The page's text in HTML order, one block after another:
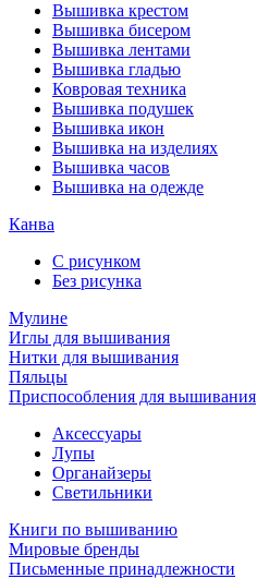
Вышивка крестом
Вышивка бисером
Вышивка лентами
Вышивка гладью
Ковровая техника
Вышивка подушек
Вышивка икон
Вышивка на изделиях
Вышивка часов
Вышивка на одежде
Канва
С рисунком
Без рисунка
Мулине
Иглы для вышивания
Нитки для вышивания
Пяльцы
Приспособления для вышивания
Аксессуары
Лупы
Органайзеры
Светильники
Книги по вышиванию
Мировые бренды
Письменные принадлежности